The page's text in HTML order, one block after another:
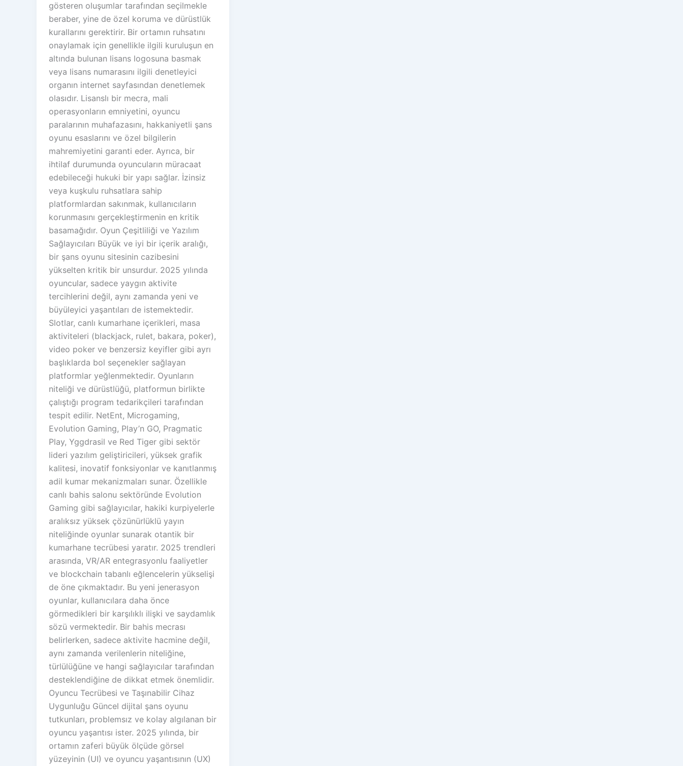
gösteren oluşumlar tarafından seçilmekle
beraber, yine de özel koruma ve dürüstlük
kurallarını gerektirir. Bir ortamın ruhsatını
onaylamak için genellikle ilgili kuruluşun en
altında bulunan lisans logosuna basmak
veya lisans numarasını ilgili denetleyici
organın internet sayfasından denetlemek
olasıdır. Lisanslı bir mecra, mali
operasyonların emniyetini, oyuncu
paralarının muhafazasını, hakkaniyetli şans
oyunu esaslarını ve özel bilgilerin
mahremiyetini garanti eder. Ayrıca, bir
ihtilaf durumunda oyuncuların müracaat
edebileceği hukuki bir yapı sağlar. İzinsiz
veya kuşkulu ruhsatlara sahip
platformlardan sakınmak, kullanıcıların
korunmasını gerçekleştirmenin en kritik
basamağıdır. Oyun Çeşitliliği ve Yazılım
Sağlayıcıları Büyük ve iyi bir içerik aralığı,
bir şans oyunu sitesinin cazibesini
yükselten kritik bir unsurdur. 2025 yılında
oyuncular, sadece yaygın aktivite
tercihlerini değil, aynı zamanda yeni ve
büyüleyici yaşantıları de istemektedir.
Slotlar, canlı kumarhane içerikleri, masa
aktiviteleri (blackjack, rulet, bakara, poker),
video poker ve benzersiz keyifler gibi ayrı
başlıklarda bol seçenekler sağlayan
platformlar yeğlenmektedir. Oyunların
niteliği ve dürüstlüğü, platformun birlikte
çalıştığı program tedarikçileri tarafından
tespit edilir. NetEnt, Microgaming,
Evolution Gaming, Play’n GO, Pragmatic
Play, Yggdrasil ve Red Tiger gibi sektör
lideri yazılım geliştiricileri, yüksek grafik
kalitesi, inovatif fonksiyonlar ve kanıtlanmış
adil kumar mekanizmaları sunar. Özellikle
canlı bahis salonu sektöründe Evolution
Gaming gibi sağlayıcılar, hakiki kurpiyelerle
aralıksız yüksek çözünürlüklü yayın
niteliğinde oyunlar sunarak otantik bir
kumarhane tecrübesi yaratır. 2025 trendleri
arasında, VR/AR entegrasyonlu faaliyetler
ve blockchain tabanlı eğlencelerin yükselişi
de öne çıkmaktadır. Bu yeni jenerasyon
oyunlar, kullanıcılara daha önce
görmedikleri bir karşılıklı ilişki ve saydamlık
sözü vermektedir. Bir bahis mecrası
belirlerken, sadece aktivite hacmine değil,
aynı zamanda verilenlerin niteliğine,
türlülüğüne ve hangi sağlayıcılar tarafından
desteklendiğine de dikkat etmek önemlidir.
Oyuncu Tecrübesi ve Taşınabilir Cihaz
Uygunluğu Güncel dijital şans oyunu
tutkunları, problemsız ve kolay algılanan bir
oyuncu yaşantısı ister. 2025 yılında, bir
ortamın zaferi büyük ölçüde görsel
yüzeyinin (UI) ve oyuncu yaşantısının (UX)